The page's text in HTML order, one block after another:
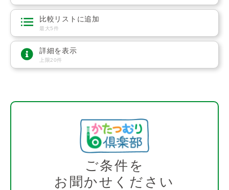
比較リストに追加
最大5件
詳細を表示
上限20件
ご条件を
お聞かせください